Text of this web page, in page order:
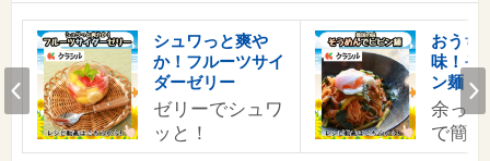
シュワっと爽や
か！フルーツサイ
ダーゼリー
ゼリーでシュワ
ッと！
おうち
味！そ
ン麺
余っ
で簡
Prev